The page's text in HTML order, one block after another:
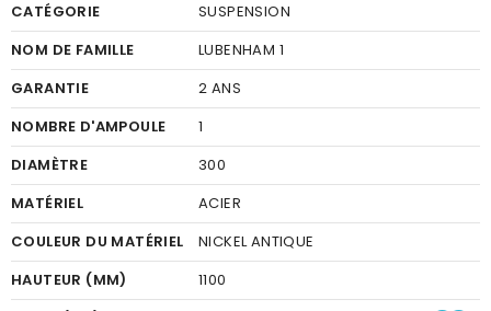
CATÉGORIE
SUSPENSION
NOM DE FAMILLE
LUBENHAM 1
GARANTIE
2 ANS
NOMBRE D'AMPOULE
1
DIAMÈTRE
300
MATÉRIEL
ACIER
COULEUR DU MATÉRIEL
NICKEL ANTIQUE
HAUTEUR (MM)
1100